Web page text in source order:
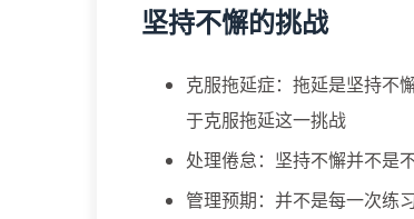
坚持不懈的挑战
克服拖延症：拖延是坚持不
于克服拖延这一挑战
处理倦怠：坚持不懈并不是
管理预期：并不是每一次练